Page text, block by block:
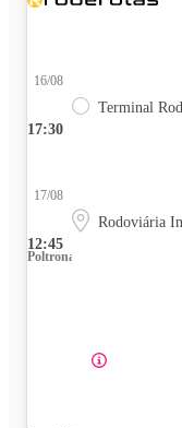
17:30
16/08
Terminal
12:45
17/08
Rodoviária
Poltrona